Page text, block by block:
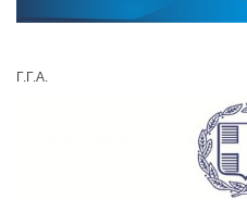
Γ.Γ.Α.